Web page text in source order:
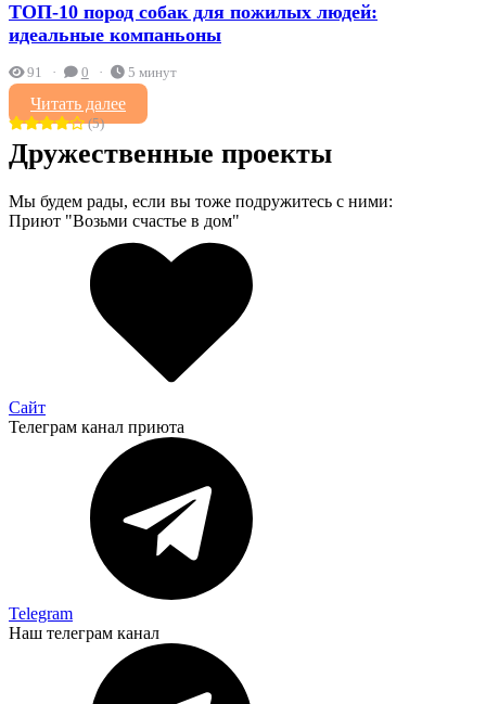
ТОП-10 пород собак для пожилых людей:
идеальные компаньоны
91 0 5 минут
Читать далее
(5)
Дружественные проекты
Мы будем рады, если вы тоже подружитесь с ними:
Приют "Возьми счастье в дом"
Сайт
Телеграм канал приюта
Telegram
Наш телеграм канал